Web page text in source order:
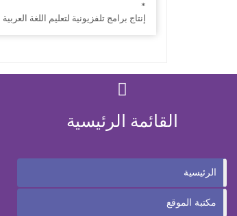
*
إنتاج برامج تلفزيونية لتعليم اللغة العربية
القائمة الرئيسية
الرئيسية
مكتبة الموقع